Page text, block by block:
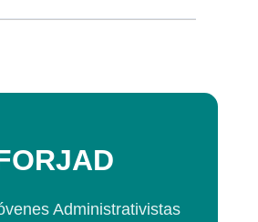
Administrativistas